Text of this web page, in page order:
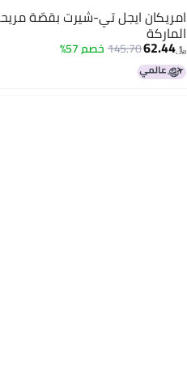
امريكان ايجل تي-شيرت بقصّة
الماركة
﷼‏62.44
145.70خصم 57%